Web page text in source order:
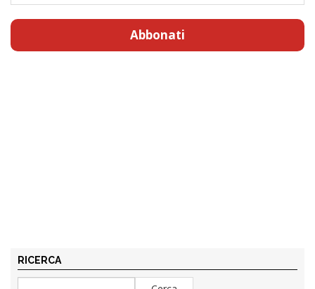
Abbonati
RICERCA